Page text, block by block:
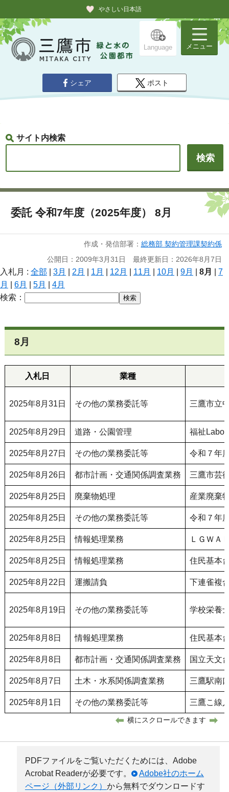
やさしい日本語
Language メニュー
シェア ポスト
サイト内検索
委託 令和7年度（2025年度） 8月
作成・発信部署： 総務部 契約管理課契約係
公開日：2009年3月31日 最終更新日：2026年8月7日
入札月 : 全部 3月 2月 1月 12月 11月 10月 9月 8月
7
月
6月 5月
4月
検索：
8月
入札日 業種
2025年8月31日 その他の業務委託等 三鷹市立
2025年8月29日 道路・公園管理 福祉Labo
2025年8月27日 その他の業務委託等 令和７年
2025年8月26日 都市計画・交通関係調査業務 三鷹市芸
2025年8月25日 廃棄物処理 産業廃棄
2025年8月25日 その他の業務委託等 令和７年
2025年8月25日 情報処理業務 ＬＧＷＡ
2025年8月25日 情報処理業務 住民基本
2025年8月22日 運搬請負 下連雀複
2025年8月19日 その他の業務委託等 学校栄養
2025年8月8日 情報処理業務 住民基本
2025年8月8日 都市計画・交通関係調査業務 国立天文
2025年8月7日 土木・水系関係調査業務 三鷹駅南
2025年8月1日 その他の業務委託等 三鷹こ線
横にスクロールできます
PDFファイルをご覧いただくためには、Adobe
Acrobat Readerが必要です。
Adobe社のホーム
ページ（外部リンク） から無料でダウンロードす